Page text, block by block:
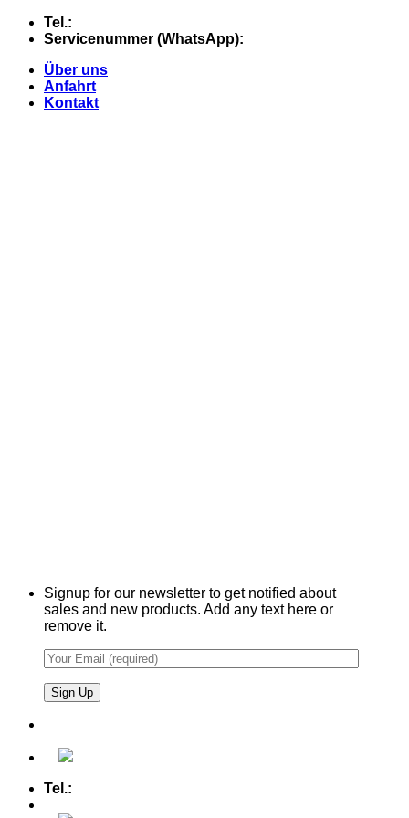
Skip
Tel.:
Servicenummer (WhatsApp):
Über uns
Anfahrt
Kontakt
Signup for our newsletter to get notified about
sales and new products. Add any text here or
remove it.
Tel.: